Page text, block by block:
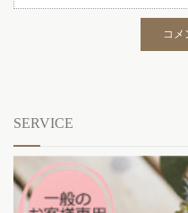
SERVICE